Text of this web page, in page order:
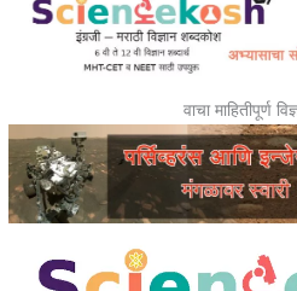
वाचा माहितीपूर्ण